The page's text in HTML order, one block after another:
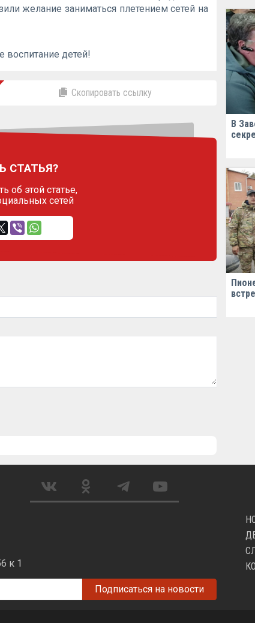
желание заниматься плетением сетей на
воспитание детей!
Скопировать ссылку
СТАТЬЯ?
об этой статье,
сетей
В
к 1